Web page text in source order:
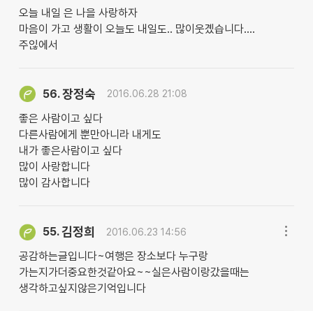
오늘 내일 은 나을 사랑하자
마음이 가고 생활이 오늘도 내일도.. 많이웃곘습니다....
주읺에서
56.장정숙 2016.06.28 21:08
좋은 사람이고 싶다
다른사람에게 뿐만아니라 내게도
내가 좋은사람이고 싶다
많이 사랑합니다
많이 감사합니다
55.김정희 2016.06.23 14:56
공감하는글입니다~여행은 장소보다 누구랑
가는지가더중요한것같아요~~실은사람이랑갔을때는
생각하고싶지않은기억입니다